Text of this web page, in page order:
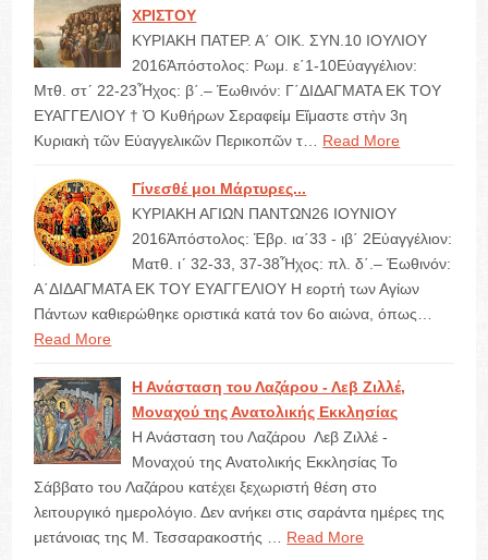
ΧΡΙΣΤΟΥ
ΚΥΡΙΑΚΗ ΠΑΤΕΡ. Α΄ ΟΙΚ. ΣΥΝ.10 ΙΟΥΛΙΟΥ
2016Ἀπόστολος: Ρωμ. ε΄1-10Εὐαγγέλιον:
Μτθ. στ´ 22-23Ἦχος: β΄.– Ἑωθινόν: Γ΄ΔΙΔΑΓΜΑΤΑ ΕΚ ΤΟΥ
ΕΥΑΓΓΕΛΙΟΥ † Ὁ Κυθήρων Σεραφείμ Εἴμαστε στὴν 3η
Κυριακὴ τῶν Εὐαγγελικῶν Περικοπῶν τ…
Read More
Γίνεσθέ μοι Μάρτυρες...
ΚΥΡΙΑΚΗ ΑΓΙΩΝ ΠΑΝΤΩΝ26 ΙΟΥΝΙΟΥ
2016Ἀπόστολος: Ἑβρ. ια΄33 - ιβ΄ 2Εὐαγγέλιον:
Ματθ. ι´ 32-33, 37-38Ἦχος: πλ. δ΄.– Ἑωθινόν:
Α΄ΔΙΔΑΓΜΑΤΑ ΕΚ ΤΟΥ ΕΥΑΓΓΕΛΙΟΥ Η εορτή των Αγίων
Πάντων καθιερώθηκε οριστικά κατά τον 6ο αιώνα, όπως…
Read More
Η Ανάσταση του Λαζάρου - Λεβ Ζιλλέ,
Μοναχού της Ανατολικής Εκκλησίας
Η Ανάσταση του Λαζάρου Λεβ Ζιλλέ -
Μοναχού της Ανατολικής Εκκλησίας Το
Σάββατο του Λαζάρου κατέχει ξεχωριστή θέση στο
λειτουργικό ημερολόγιο. Δεν ανήκει στις σαράντα ημέρες της
μετάνοιας της Μ. Τεσσαρακοστής …
Read More